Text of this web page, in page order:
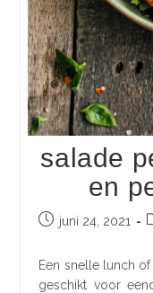
salade
en
juni 24, 2021
Een snelle lunch
geschikt voor